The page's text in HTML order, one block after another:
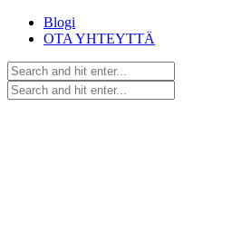
Blogi
OTA YHTEYTTÄ